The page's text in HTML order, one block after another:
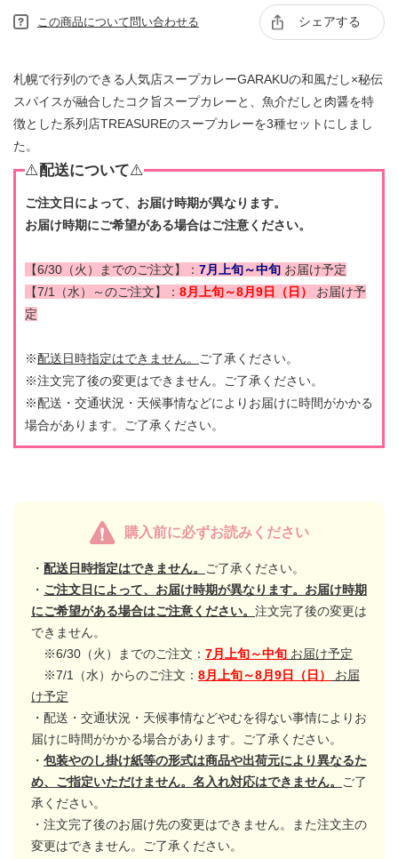
この商品について問い合わせる シェアする
札幌で行列のできる人気店スープカレーGARAKUの和風だし×秘伝
スパイスが融合したコク旨スープカレーと、魚介だしと肉醤を特
徴とした系列店TREASUREのスープカレーを3種セットにしまし
た。
⚠️配送について⚠️
ご注文日によって、お届け時期が異なります。
お届け時期にご希望がある場合はご注意ください。
【6/30（火）までのご注文】： 7月上旬～中旬 お届け予定
【7/1（水）～のご注文】： 8月上旬～8月9日（日）
お届け予
定
※配送日時指定はできません。
ご了承ください。
※注文完了後の変更はできません。ご了承ください。
※配送・交通状況・天候事情などによりお届けに時間がかかる
場合があります。ご了承ください。
購入前に必ずお読みください
・ 配送日時指定はできません。 ご了承ください。
・ ご注文日によって、お届け時期が異なります。お届け時期
にご希望がある場合はご注意ください。 注文完了後の変更は
できません。
※6/30（火）までのご注文： 7月上旬～中旬 お届け予定
※7/1（水）からのご注文： 8月上旬～8月9日（日）
お届
け予定
・配送・交通状況・天候事情などやむを得ない事情によりお
届けに時間がかかる場合があります。ご了承ください。
・ 包装やのし掛け紙等の形式は商品や出荷元により異なるた
め、ご指定いただけません。名入れ対応はできません。 ご了
承ください。
・注文完了後のお届け先の変更はできません。また注文主の
変更はできません。ご了承ください。